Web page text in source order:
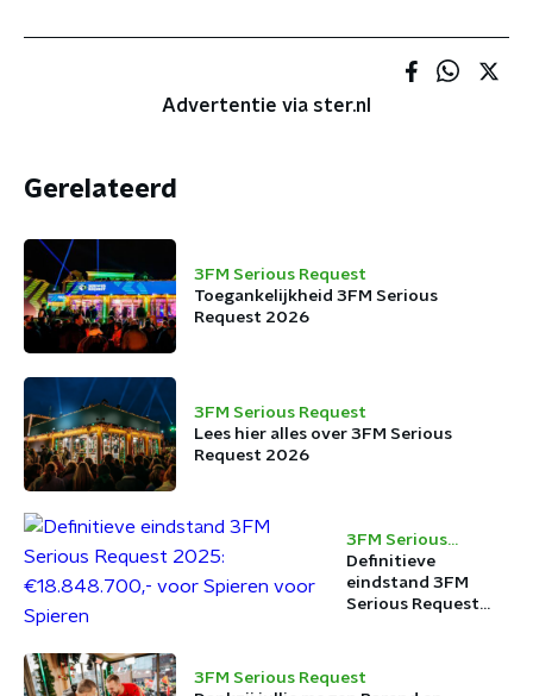
Advertentie via ster.nl
Gerelateerd
3FM Serious Request
Toegankelijkheid 3FM Serious
Request 2026
3FM Serious Request
Lees hier alles over 3FM Serious
Request 2026
3FM Serious
Request
Definitieve
eindstand 3FM
Serious Request
Spieren voor
Spieren
3FM Serious Request